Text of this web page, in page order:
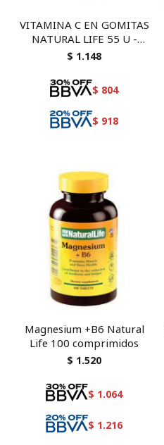
VITAMINA C EN GOMITAS
NATURAL LIFE 55 U -
suplemento en caramelos
$ 1.148
$ 804
$ 918
Magnesium +B6 Natural
Life 100 comprimidos
$ 1.520
$ 1.064
$ 1.216